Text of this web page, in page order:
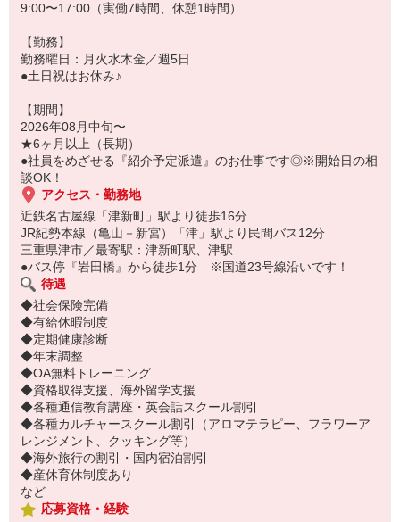
9:00〜17:00（実働7時間、休憩1時間）
【勤務】
勤務曜日：月火水木金／週5日
●土日祝はお休み♪
【期間】
2026年08月中旬〜
★6ヶ月以上（長期）
●社員をめざせる『紹介予定派遣』のお仕事です◎※開始日の相
談OK！
アクセス・勤務地
近鉄名古屋線「津新町」駅より徒歩16分
JR紀勢本線（亀山－新宮）「津」駅より民間バス12分
三重県津市／最寄駅：津新町駅、津駅
●バス停『岩田橋』から徒歩1分 ※国道23号線沿いです！
待遇
◆社会保険完備
◆有給休暇制度
◆定期健康診断
◆年末調整
◆OA無料トレーニング
◆資格取得支援、海外留学支援
◆各種通信教育講座・英会話スクール割引
◆各種カルチャースクール割引（アロマテラピー、フラワーア
レンジメント、クッキング等）
◆海外旅行の割引・国内宿泊割引
◆産休育休制度あり
など
応募資格・経験